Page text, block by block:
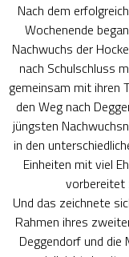
Nach dem
Wochenende
Nachwuchs der
nach Schulschluss
gemeinsam mit ihren
den Weg nach
jüngsten
in den
Einheiten mit viel
vorbereitet
Und das zeichnete
Rahmen ihres
Deggendorf und